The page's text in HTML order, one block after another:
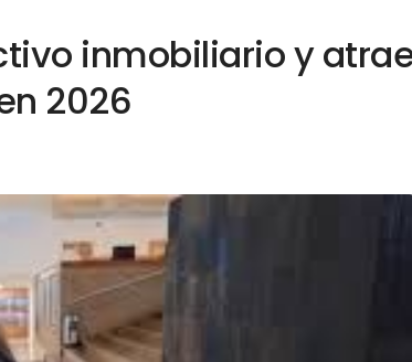
inmobiliario y
2026